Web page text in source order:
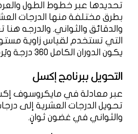
تحديدها عبر خطوط الطول
بطرق مختلفة منها الدرجات
والدقائق والثواني. والدرجه
التي تستخدم لقياس زاوية
يكون الدوران الكامل 360 درجة ويُرمز للدرجه ب(
التحويل ببرنامج إكسل
عبر معادلة في مايكروسوف
تحويل الدرجات العشرية إلى
والثواني في غضون ثوانٍ.